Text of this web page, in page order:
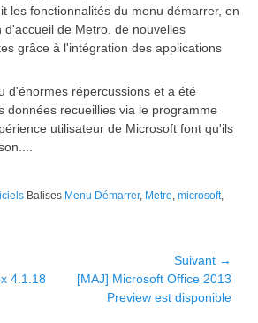
les fonctionnalités du menu démarrer, en
d'accueil de Metro, de nouvelles
grâce à l'intégration des applications
d'énormes répercussions et a été
données recueillies via le programme
utilisateur de Microsoft font qu'ils
Balises Menu Démarrer, Metro microsoft,
4.1.18
Suivant →
Article
[MAJ] Microsoft Office 2013
Preview est disponible